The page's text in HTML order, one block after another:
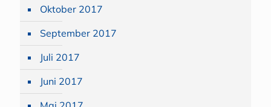
Oktober 2017
September 2017
Juli 2017
Juni 2017